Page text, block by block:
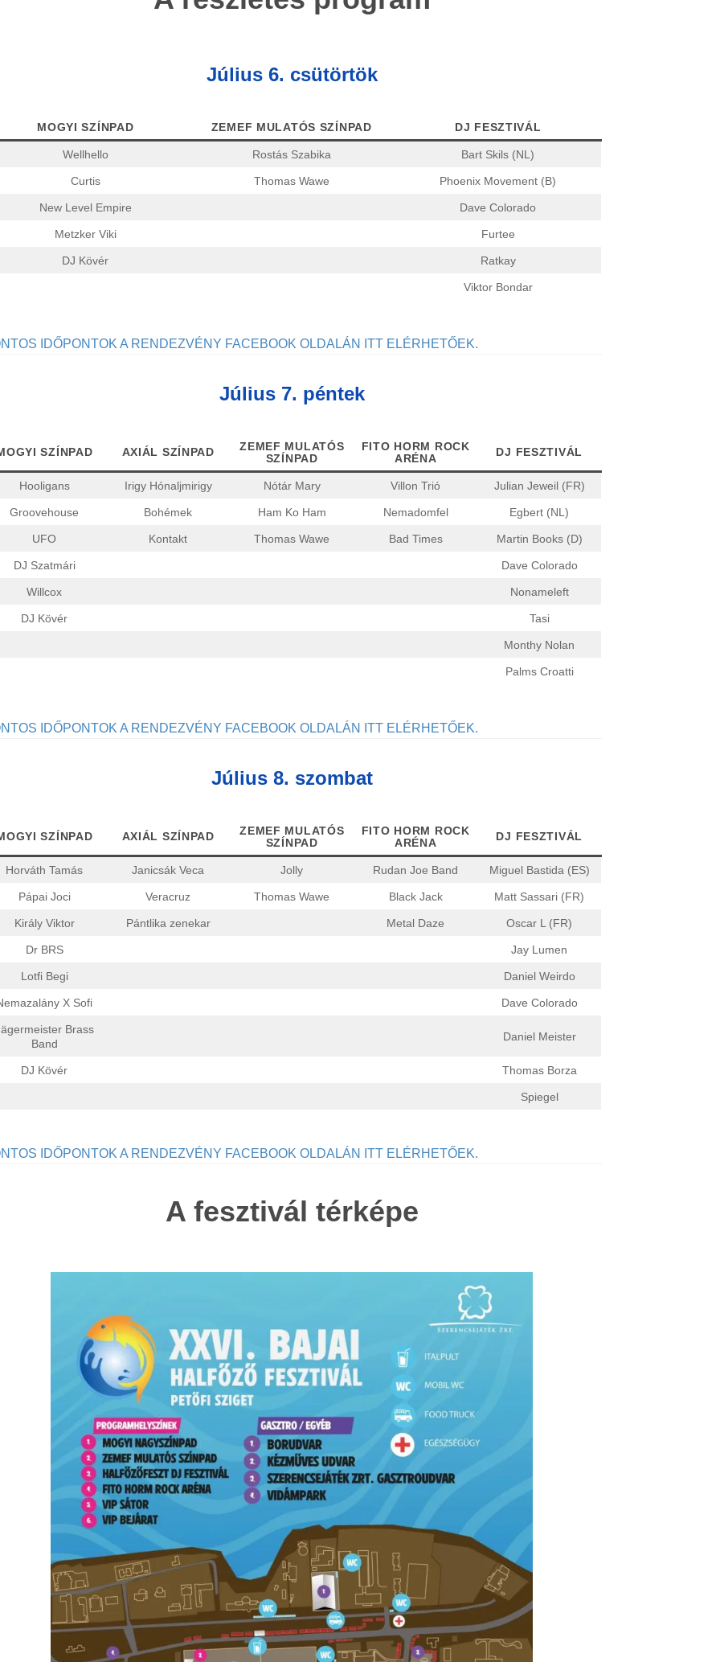
Július 6. csütörtök
MOGYI SZÍNPAD ZEMEF MULATÓS SZÍNPAD DJ FESZTIVÁL
Wellhello Rostás Szabika Bart Skils (NL)
Curtis Thomas Wawe Phoenix Movement (B)
New Level Empire Dave Colorado
Metzker Viki Furtee
DJ Kövér Ratkay
Viktor Bondar
IDŐPONTOK A RENDEZVÉNY FACEBOOK OLDALÁN ITT ELÉRHETŐEK.
Július 7. péntek
SZÍNPAD AXIÁL SZÍNPAD
ZEMEF MULATÓS
SZÍNPAD
FITO HORM ROCK
ARÉNA
DJ FESZTIVÁL
Hooligans Irigy Hónaljmirigy Nótár Mary Villon Trió Julian Jeweil (FR)
Groovehouse Bohémek Ham Ko Ham Nemadomfel Egbert (NL)
UFO Kontakt Thomas Wawe Bad Times Martin Books (D)
DJ Szatmári Dave Colorado
Willcox Nonameleft
DJ Kövér Tasi
Monthy Nolan
Palms Croatti
IDŐPONTOK A RENDEZVÉNY FACEBOOK OLDALÁN ITT ELÉRHETŐEK.
Július 8. szombat
SZÍNPAD AXIÁL SZÍNPAD
ZEMEF MULATÓS
SZÍNPAD
FITO HORM ROCK
ARÉNA
DJ FESZTIVÁL
Horváth Tamás Janicsák Veca Jolly Rudan Joe Band Miguel Bastida (ES)
Pápai Joci Veracruz Thomas Wawe Black Jack Matt Sassari (FR)
Király Viktor Pántlika zenekar Metal Daze Oscar L (FR)
Dr BRS Jay Lumen
Lotfi Begi Daniel Weirdo
X Sofi Dave Colorado
Brass
Band
Daniel Meister
DJ Kövér Thomas Borza
Spiegel
IDŐPONTOK A RENDEZVÉNY FACEBOOK OLDALÁN ITT ELÉRHETŐEK.
A fesztivál térképe